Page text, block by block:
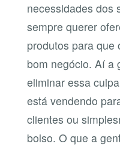
necessidades dos
sempre querer
produtos para que
bom negócio. Aí a
eliminar essa
está vendendo
clientes ou
bolso. O que a